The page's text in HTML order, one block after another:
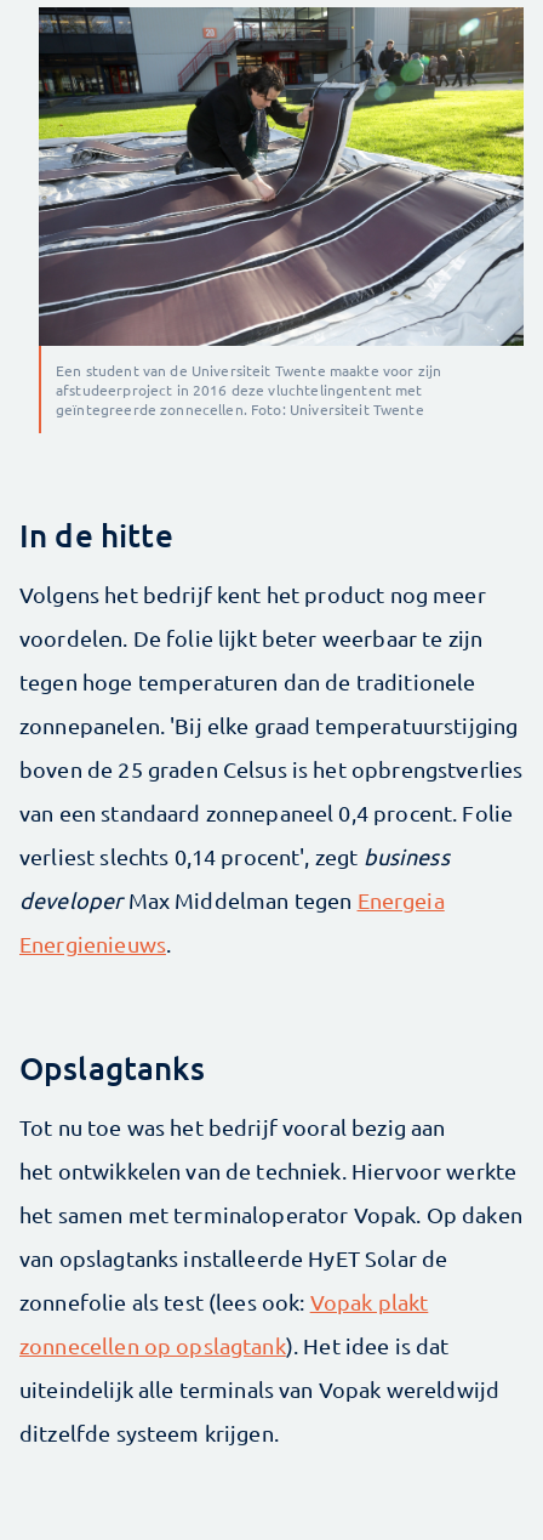
Een student van de Universiteit Twente maakte voor zijn
afstudeerproject in 2016 deze vluchtelingentent met
geïntegreerde zonnecellen. Foto: Universiteit Twente
In de hitte
Volgens het bedrijf kent het product nog meer
voordelen. De folie lijkt beter weerbaar te zijn
tegen hoge temperaturen dan de traditionele
zonnepanelen. 'Bij elke graad temperatuurstijging
boven de 25 graden Celsus is het opbrengstverlies
van een standaard zonnepaneel 0,4 procent. Folie
verliest slechts 0,14 procent', zegt business
developerMax Middelman tegen Energeia
Energienieuws.
Opslagtanks
Tot nu toe was het bedrijf vooral bezig aan
het ontwikkelen van de techniek. Hiervoor werkte
het samen met terminaloperator Vopak. Op daken
van opslagtanks installeerde HyET Solar de
zonnefolie als test (lees ook: Vopak plakt
zonnecellen op opslagtank). Het idee is dat
uiteindelijk alle terminals van Vopak wereldwijd
ditzelfde systeem krijgen.